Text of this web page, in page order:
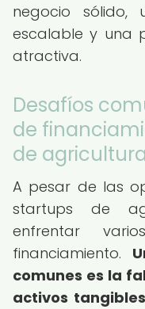
negocio sólido,
escalable y una
atractiva.
Desafíos
de
de
A pesar de las
startups de
enfrentar
financiamiento.
comunes es la
activos